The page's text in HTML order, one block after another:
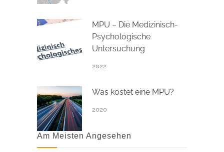
MPU – Die Medizinisch-
Psychologische
Untersuchung
2022
Was kostet eine MPU?
2020
Am Meisten Angesehen